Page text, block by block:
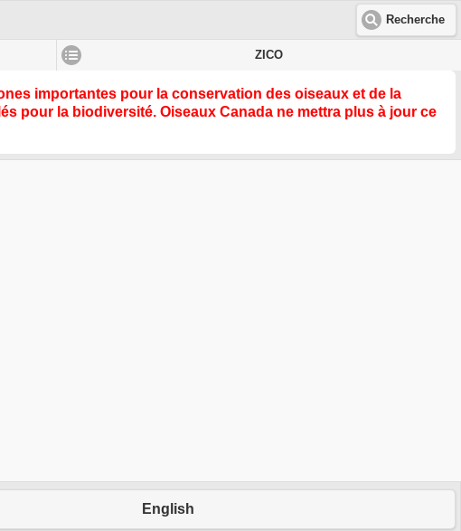
Recherche
ZICO
importantes pour la conservation des oiseaux et de la
pour la biodiversité. Oiseaux Canada ne mettra plus à jour ce
English